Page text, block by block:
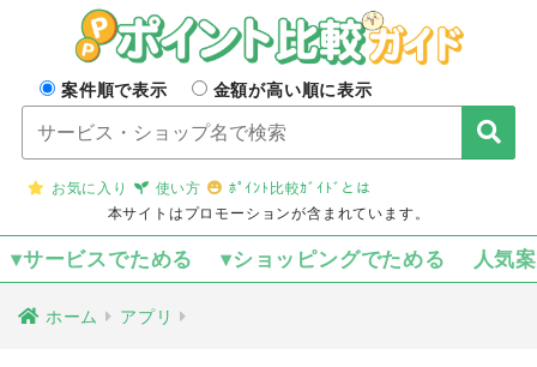
案件順で表示 金額が高い順に表示
お気に入り 使い方
ﾎﾟｲﾝﾄ比較ｶﾞｲﾄﾞとは
本サイトはプロモーションが含まれています。
▾サービスでためる ▾ショッピングでためる 人気
ホーム アプリ